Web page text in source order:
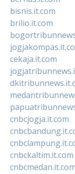
bisnis.it.com
brilio.it.com
cekaja.it.com
cnbcjogja.it.com
cnbckaltim.it.com
cnbcmedan.it.com